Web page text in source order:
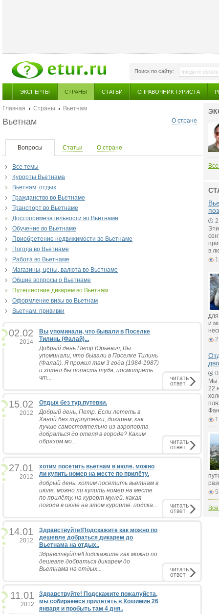
Поиск по сайту:
ЭКСПЕРТЫ СТРАНЫ СТАТЬИ СПРАВОЧНИК ТУРИСТА
Главная Страны
Вьетнам
О стране
Вьетнам
Вопросы Статьи О стране
Все темы
Курорты Вьетнама
Вьетнам: отдых
Гражданство во Вьетнаме
Транспорт во Вьетнаме
Достопримечательности во Вьетнаме
Обучение во Вьетнаме
Приобретение недвижимости во Вьетнаме
Погода во Вьетнаме
Работа во Вьетнаме
Магазины, цены, валюта во Вьетнаме
Общие вопросы о Вьетнаме
Путешествие дикарем во Вьетнам
Оформление визы во Вьетнам
Вьетнам: прививки
02.02
2014
Вы упоминали, что бывали в Поселке
Тилинь (Фалай)...
Добрый день Петр Юрьевич, Вы
упоминали, что бывали в Поселке Тилинь
(Фалай). Я прожил там 3 года (1984-1987)
и хотел бы попасть туда, посмотреть
чт...
читать
ответ
15.02
2012
Отдых без тур.путевки.
Добрый день, Петр. Если лететь в
Ханой без турпутевки, дикарем, как
лучше самостоятельно из аэропорта
добраться до отеля в городе? Каким
образом мо...
читать
ответ
27.01
2012
хотим посетить вьетнам в июле. можно
ли купить номер на месте по прилёту.
добрый день. хотим посетить вьетнам в
июле. можно ли купить номер на месте
по прилёту. на курорт муней. какая
погода в июле на этом курорте. подска...
читать
ответ
14.01
2012
Здравствуйте!Подскажите как можно по
дешевле добраться дикарем до
Вьетнама на отдых..
Здравствуйте!Подскажите как можно по
дешевле добраться дикарем до
Вьетнама на отдых...
читать
ответ
11.01
2012
Здравствуйте! Подскажите пожалуйста,
мы собираемся прилететь в Хошимин 26
января и пробыть там 4 дня..
в
и
Мы
22